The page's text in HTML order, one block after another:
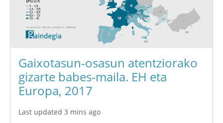
Gaixotasun-osasun atentziorako
gizarte babes-maila. EH eta
Europa, 2017
Last updated 3 mins ago